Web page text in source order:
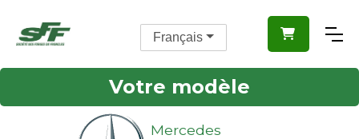

Votre modèle
Mercedes
Français